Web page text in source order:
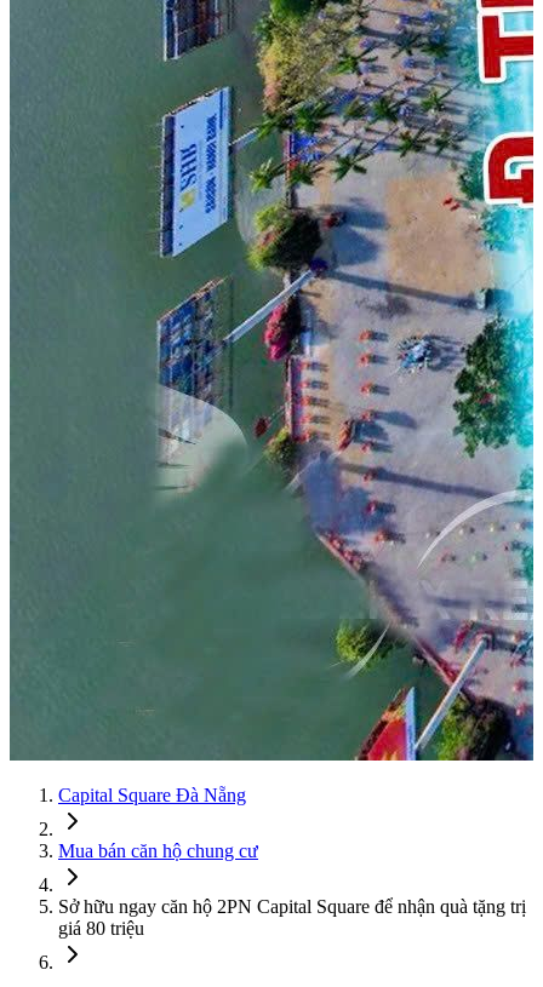
Capital Square Đà Nẵng
Mua bán căn hộ chung cư
Sở hữu ngay căn hộ 2PN Capital Square để nhận quà tặng trị
giá 80 triệu